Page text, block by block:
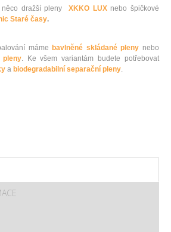
něco dražší plenyXKKO LUXnebo špičkové
Staré časy.
máme bavlněné skládané pleny nebo
pleny. Ke všem variantám budete potřebovat
a biodegradabilní separační pleny.